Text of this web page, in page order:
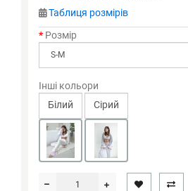
Таблиця розмірів
Розмір
Інші кольори
Білий
Сірий